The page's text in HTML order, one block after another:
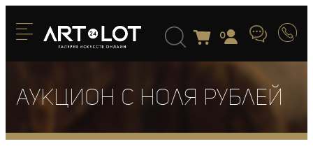
0
Аукцион с ноля рублей